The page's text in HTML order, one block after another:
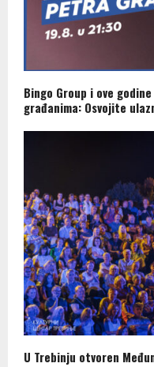
Bingo Group i ove
građanima: Osvojite
U Trebinju otvoren